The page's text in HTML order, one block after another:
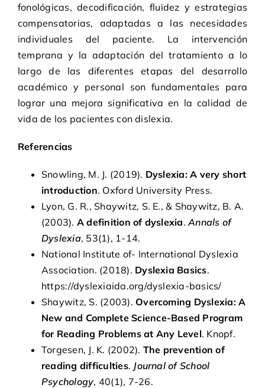
fonológicas, decodificación, fluidez y estrategias
compensatorias, adaptadas a las necesidades
individuales del paciente. La intervención
temprana y la adaptación del tratamiento a lo
largo de las diferentes etapas del desarrollo
académico y personal son fundamentales para
lograr una mejora significativa en la calidad de
vida de los pacientes con dislexia.
Referencias
Snowling, M. J. (2019). Dyslexia: A very short
introduction. Oxford University Press.
Lyon, G. R., Shaywitz, S. E., & Shaywitz, B. A.
(2003). A definition of dyslexia.Annals of
Dyslexia, 53(1), 1-14.
National Institute of- International Dyslexia
Association. (2018). Dyslexia Basics.
https://dyslexiaida.org/dyslexia-basics/
Shaywitz, S. (2003).Overcoming Dyslexia: A
New and Complete Science-Based Program
for Reading Problems at Any Level. Knopf.
Torgesen, J. K. (2002). The prevention of
reading difficulties. Journal of School
Psychology, 40(1), 7-26.